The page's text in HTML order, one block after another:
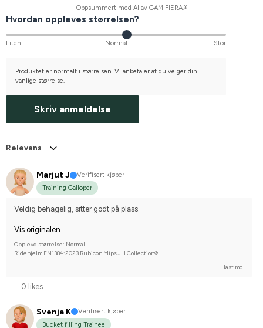
Oppsummert med AI av GAMIFIERA.®
Hvordan oppleves størrelsen?
Liten Normal Stor
Produktet er normalt i størrelsen. Vi anbefaler at du velger din
vanlige størrelse.
Skriv anmeldelse
Relevans
Marjut J
Verifisert kjøper
Training Galloper
Veldig behagelig, sitter godt på plass.
Vis originalen
Opplevd størrelse: Normal
Ridehjelm EN1384:2023 Rubicon Mips JH Collection®
last mo.
0 likes
Svenja K
Verifisert kjøper
Bucket filling Trainee